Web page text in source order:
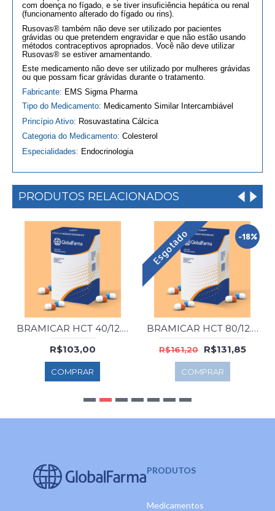
com doença no fígado, e se tiver insuficiência hepática ou renal
(funcionamento alterado do fígado ou rins).
Rusovas® também não deve ser utilizado por pacientes
grávidas ou que pretendem engravidar e que não estão usando
métodos contraceptivos apropriados. Você não deve utilizar
Rusovas® se estiver amamentando.
Este medicamento não deve ser utilizado por mulheres grávidas
ou que possam ficar grávidas durante o tratamento.
Fabricante: EMS Sigma Pharma
Tipo do Medicamento: Medicamento Similar Intercambiável
Princípio Ativo: Rosuvastatina Cálcica
Categoria do Medicamento: Colesterol
Especialidades: Endocrinologia
PRODUTOS RELACIONADOS
BRAMICAR HCT 40/12.5 MG 30 COMP
R$103,00
COMPRAR
-18%
Esgotado
BRAMICAR HCT 80/12.5 MG 60 COMP
R$161,20 R$131,85
COMPRAR
PRODUTOS
Medicamentos